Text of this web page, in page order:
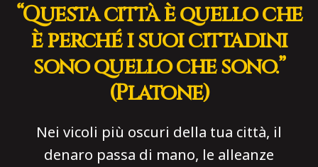
“Questa città è quello che
è perché i suoi cittadini
sono quello che sono.”
(Platone)
Nei vicoli più oscuri della tua città, il
denaro passa di mano, le alleanze